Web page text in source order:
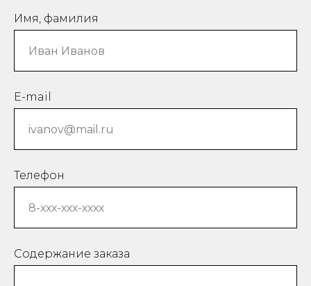
Имя, фамилия
E-mail
Телефон
Содержание заказа